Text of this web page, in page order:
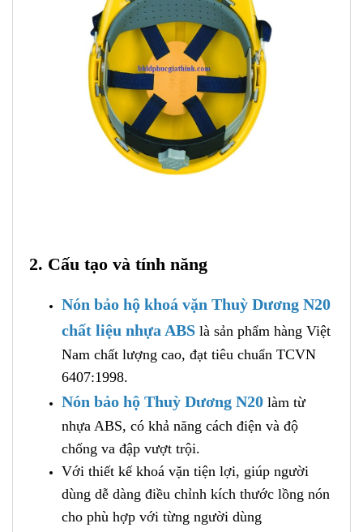
2. Cấu tạo và tính năng
Nón bảo hộ khoá vặn Thuỳ Dương N20
chất liệu nhựa ABS là sản phẩm hàng Việt
Nam chất lượng cao, đạt tiêu chuẩn TCVN
6407:1998.
Nón bảo hộ Thuỳ Dương N20 làm từ
nhựa ABS, có khả năng cách điện và độ
chống va đập vượt trội.
Với thiết kế khoá vặn tiện lợi, giúp người
dùng dễ dàng điều chỉnh kích thước lồng nón
cho phù hợp với từng người dùng